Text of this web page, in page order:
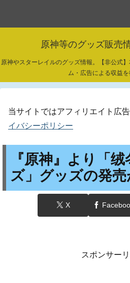
原神等のグッズ販売
原神やスターレイルのグッズ情報。【非公式
ム・広告による収益
当サイトではアフィリエイト広
イバシーポリシー
『原神』より「
ズ」グッズの発売
X
スポンサー